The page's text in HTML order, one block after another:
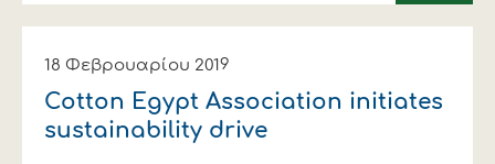
18 Φεβρουαρίου 2019
Cotton Egypt Association initiates
sustainability drive